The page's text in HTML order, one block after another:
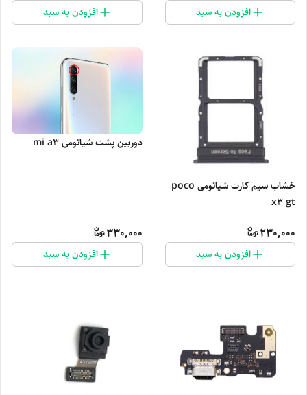
افزودن به سبد افزودن به سبد
خشاب سیم کارت شیائومی poco
x3 gt
230,000
افزودن به سبد
دوربین پشت شیائومی mi a3
330,000
افزودن به سبد